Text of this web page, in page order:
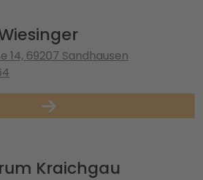
14, 69207 Sandhausen
Kraichgau